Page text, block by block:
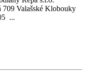
Valašské Klobouky
...